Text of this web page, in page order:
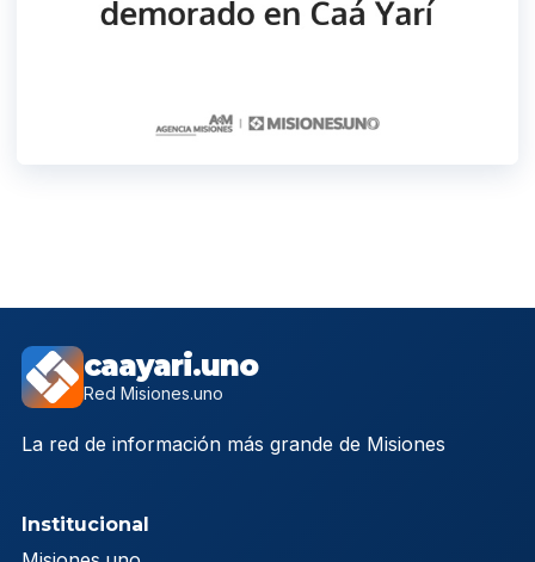
caayari.uno
Red Misiones.uno
La red de información más grande de Misiones
Institucional